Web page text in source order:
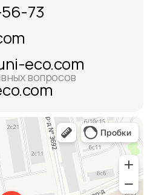
73
eco.com
вопросов